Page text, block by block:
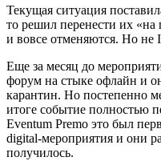
Текущая ситуация
то решил перенести их «на
и вовсе отменяются. Но не
Еще за месяц до
форум на стыке офлайн и
карантин. Но постепенно
итоге событие полностью
Eventum Premo это был
digital-мероприятия и они
получилось.